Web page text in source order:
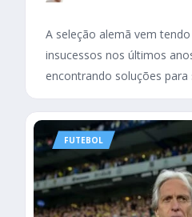
A seleção alemã vem
insucessos nos últimos
encontrando soluções para
FUTEBOL